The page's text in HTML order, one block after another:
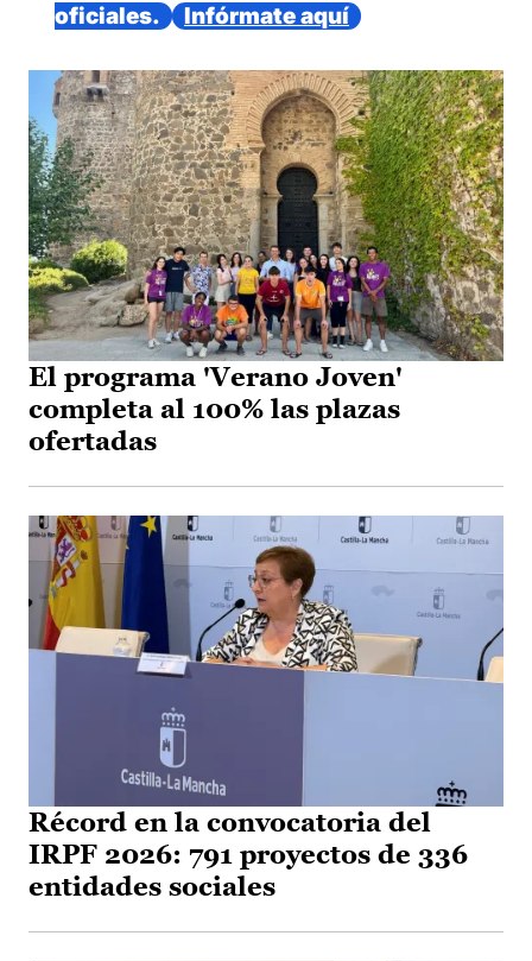
oficiales.
Infórmate aquí
El programa 'Verano Joven'
completa al 100% las plazas
ofertadas
Récord en la convocatoria del
IRPF 2026: 791 proyectos de 336
entidades sociales